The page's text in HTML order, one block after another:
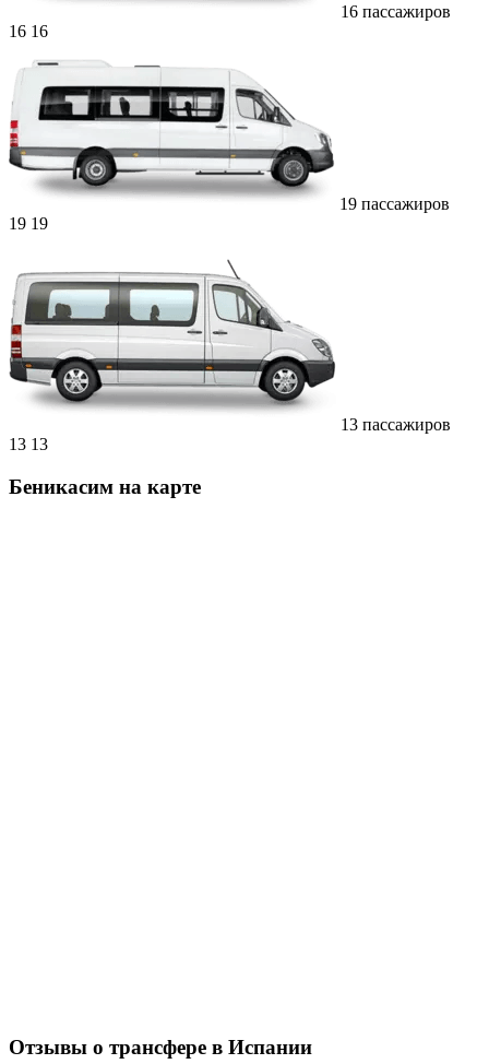
16 пассажиров
16 16
19 пассажиров
19 19
13 пассажиров
13 13
Беникасим на карте
Отзывы о трансфере в Испании